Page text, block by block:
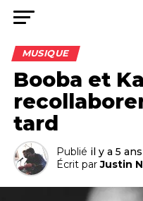
MUSIQUE
Booba et
tard
Publié il y a 5 ans
Écrit par Justin